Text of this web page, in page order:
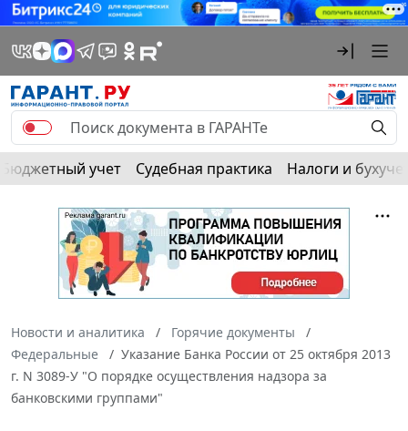
Бюджетный учет Судебная практика Налоги и
Новости и аналитика
Горячие документы
Федеральные
Указание Банка России от 25 октября 2013
г. N 3089-У "О порядке осуществления надзора за
банковскими группами"